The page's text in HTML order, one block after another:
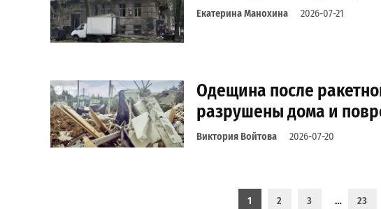
Екатерина Манохина 2026-07-21
Одещина после
разрушены дома и
Виктория Войтова 2026-07-20
1 2 3 … 23